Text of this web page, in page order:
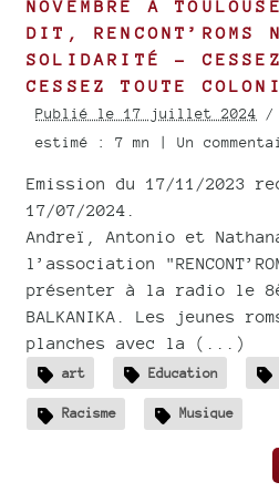
NOVEMBRE À
DIT,
SOLIDARITÉ -
CESSEZ TOUTE
Publié le 17 juillet 2024 /
estimé : 7 mn | Un
Emission du 17/11/2023
17/07/2024.
Andreï, Antonio et
l’association
présenter à la radio le
BALKANIKA. Les jeunes
planches avec la (...)
art Education
Racisme Musique